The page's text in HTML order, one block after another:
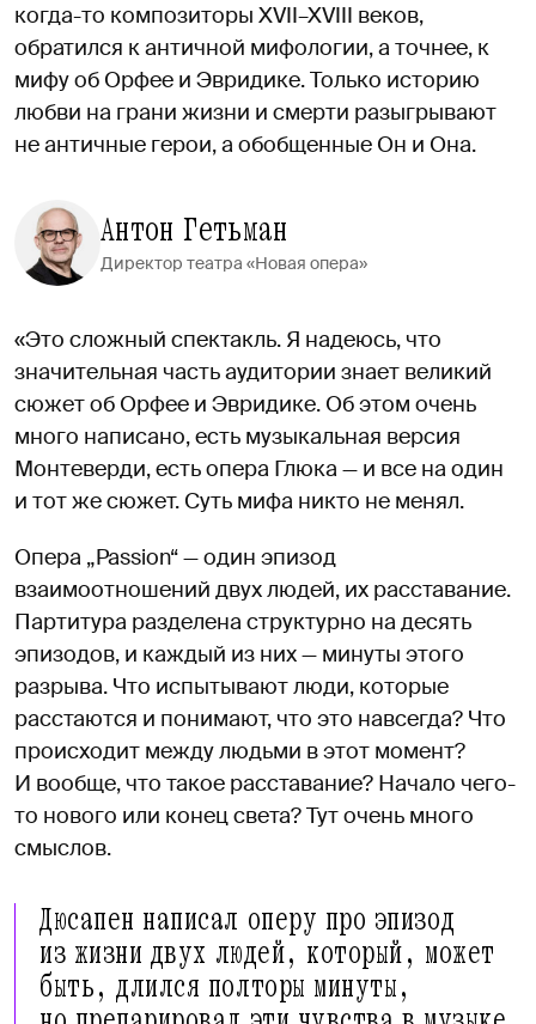
когда-то композиторы XVII–XVIII веков,
обратился к античной мифологии, а точнее, к
мифу об Орфее и Эвридике. Только историю
любви на грани жизни и смерти разыгрывают
не античные герои, а обобщенные Он и Она.
Антон Гетьман
Директор театра «Новая опера»
«Это сложный спектакль. Я надеюсь, что
значительная часть аудитории знает великий
сюжет об Орфее и Эвридике. Об этом очень
много написано, есть музыкальная версия
Монтеверди, есть опера Глюка — и все на один
и тот же сюжет. Суть мифа никто не менял.
Опера „Passion“ — один эпизод
взаимоотношений двух людей, их расставание.
Партитура разделена структурно на десять
эпизодов, и каждый из них — минуты этого
разрыва. Что испытывают люди, которые
расстаются и понимают, что это навсегда? Что
происходит между людьми в этот момент?
И вообще, что такое расставание? Начало чего-
то нового или конец света? Тут очень много
смыслов.
Дюсапен написал оперу про эпизод
из жизни двух людей, который, может
быть, длился полторы минуты,